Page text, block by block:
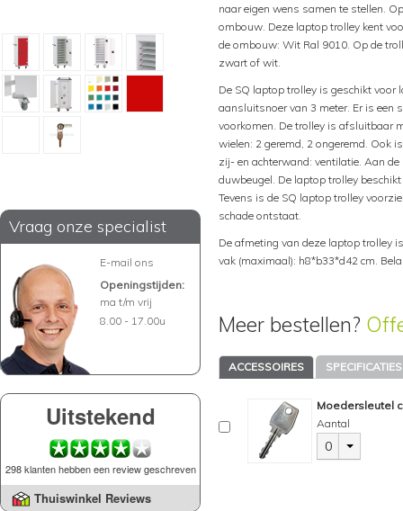
Vraag onze specialist
E-mail ons
Openingstijden:
ma t/m vrij
8.00 - 17.00u
Uitstekend
298 klanten hebben een review geschreven
Thuiswinkel Reviews
naar eigen wens samen te stellen.
ombouw. Deze laptop trolley kent
de ombouw: Wit Ral 9010. Op de
zwart of wit.
De SQ laptop trolley is geschikt voor
aansluitsnoer van 3 meter. Er is een
voorkomen. De trolley is afsluitbaar
wielen: 2 geremd, 2 ongeremd. Ook
zij- en achterwand: ventilatie. Aan
duwbeugel. De laptop trolley
Tevens is de SQ laptop trolley
schade ontstaat.
De afmeting van deze laptop trolley
vak (maximaal): h8*b33*d42 cm.
Meer bestellen?
ACCESSOIRES SPECIFICATIES
Moedersleutel
Aantal
0